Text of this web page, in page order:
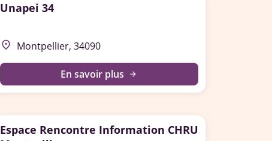
Unapei 34
place Montpellier, 34090
En savoir plus arrow_forward
Espace Rencontre Information CHRU